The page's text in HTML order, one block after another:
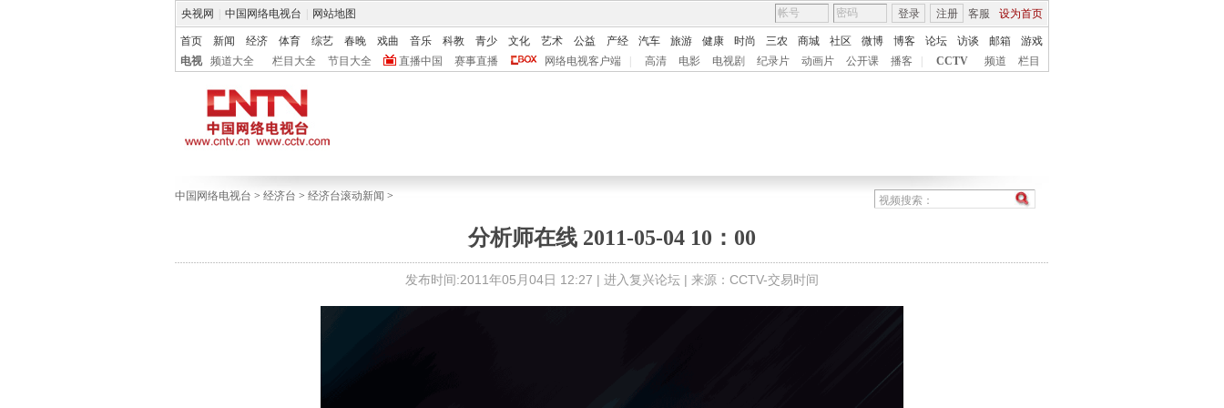
央视网 中国网络电视台 网站地图 客服 设为首页
登录 注册
首页 新闻 经济 体育 综艺 春晚 戏曲 音乐 科教 青少 文化 艺术 公益 产经 汽车 旅游 健康 时尚 三农 商城 社区 微博 博客 论坛 访谈 邮箱
游戏
电视
频道大全 栏目大全 节目大全 直播中国 赛事直播 网络电视客户端 高清 电影 电视剧 纪录片 动画片 公开课 播客 CCTV 频道 栏目
中国网络电视台 > 经济台 > 经济台滚动新闻 >
分析师在线 2011-05-04 10：00
发布时间:2011年05月04日 12:27 | 进入复兴论坛 | 来源：CCTV-交易时间